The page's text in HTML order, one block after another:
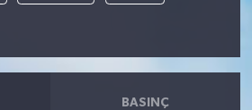
BASINÇ